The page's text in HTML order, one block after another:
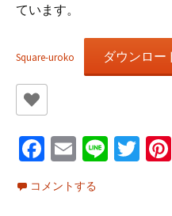
ています。
Square-uroko ダウンロー
Fa
ce
b
E
m
ai
Li T
コメントする